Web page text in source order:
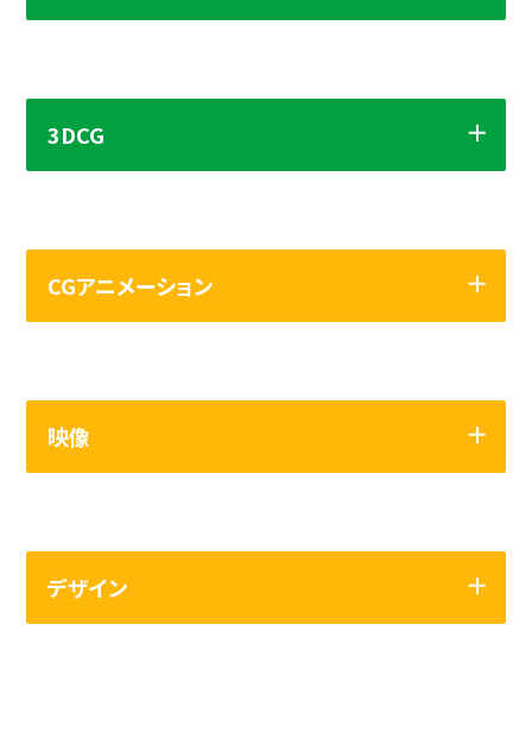
てんくる
3DCG
CGアニメーション
昼ごはん何にしようかな
映像
デザイン